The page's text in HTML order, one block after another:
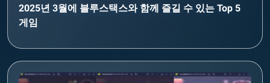
2025년 3월에 블루스택스와 함께 즐길 수 있는 Top 5
게임